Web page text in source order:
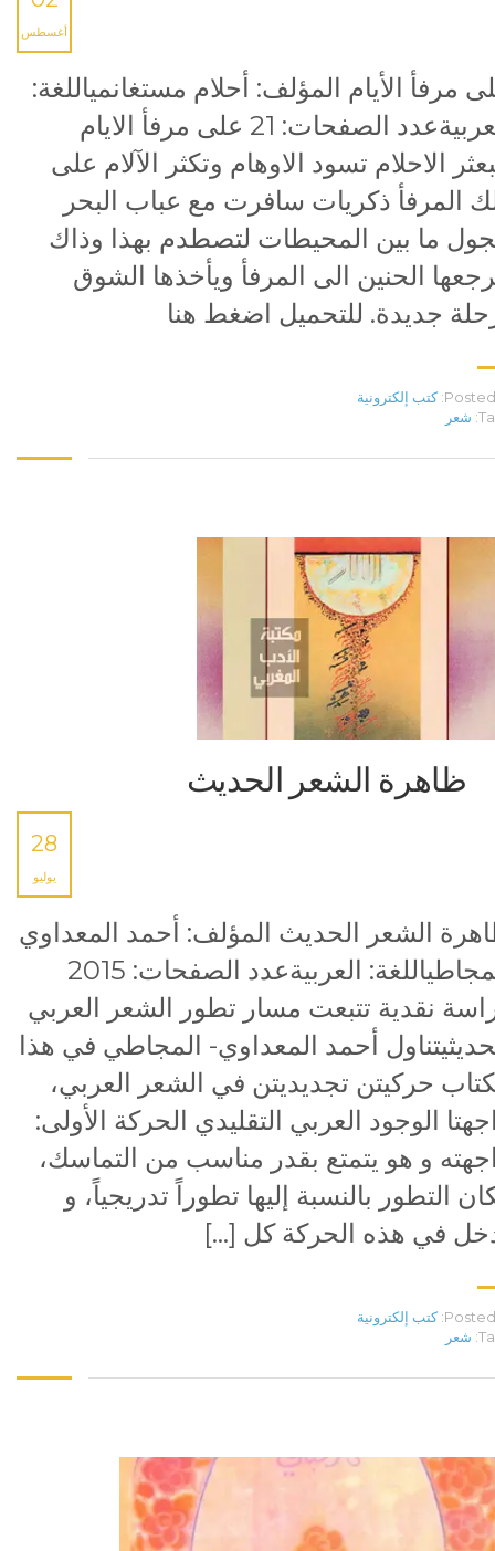
أغسطس
مرفأ الأيام المؤلف: أحلام مستغانمياللغة:
العربيةعدد الصفحات: 21 على مرفأ الايام
الاحلام تسود الاوهام وتكثر الآلام على
المرفأ ذكريات سافرت مع عباب البحر
ما بين المحيطات لتصطدم بهذا وذاك
الحنين الى المرفأ ويأخذها الشوق
جديدة. للتحميل اضغط هنا
Posted كتب إلكترونية
شعر
ظاهرة الشعر الحديث
28
يوليو
الشعر الحديث المؤلف: أحمد المعداوي
المجاطياللغة: العربيةعدد الصفحات: 2015
نقدية تتبعت مسار تطور الشعر العربي
أحمد المعداوي- المجاطي في هذا
حركيتن تجديديتن في الشعر العربي،
الوجود العربي التقليدي الحركة الأولى:
و هو يتمتع بقدر مناسب من التماسك،
التطور بالنسبة إليها تطوراً تدريجياً، و
في هذه الحركة كل […]
Posted كتب إلكترونية
شعر